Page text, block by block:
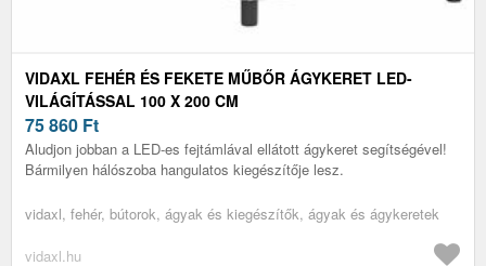
VIDAXL FEHÉR ÉS FEKETE MŰBŐR ÁGYKERET LED-
VILÁGÍTÁSSAL 100 X 200 CM
75 860 Ft
Aludjon jobban a LED-es fejtámlával ellátott ágykeret segítségével!
Bármilyen hálószoba hangulatos kiegészítője lesz.
vidaxl, fehér, bútorok, ágyak és kiegészítők, ágyak és ágykeretek
vidaxl.hu